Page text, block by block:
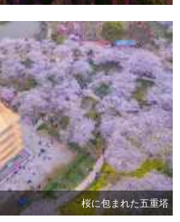
桜に包まれた五重塔